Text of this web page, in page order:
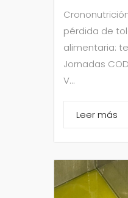
pérdida de
alimentaria:
Jornadas
V...
Leer más